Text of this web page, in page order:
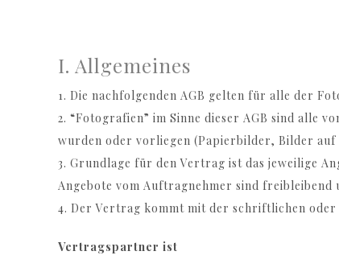
I. Allgemeines
1. Die nachfolgenden AGB gelten für alle der
2. “Fotografien” im Sinne dieser AGB sind alle
wurden oder vorliegen (Papierbilder, Bilder auf
3. Grundlage für den Vertrag ist das jeweilige
Angebote vom Auftragnehmer sind freibleibend
4. Der Vertrag kommt mit der schriftlichen oder
Vertragspartner ist